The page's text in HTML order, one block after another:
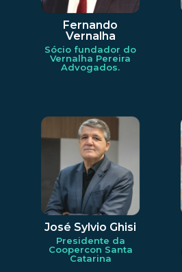
Fernando
Vernalha
Sócio fundador do
Vernalha Pereira
Advogados.
José Sylvio Ghisi
Presidente da
Coopercon Santa
Catarina